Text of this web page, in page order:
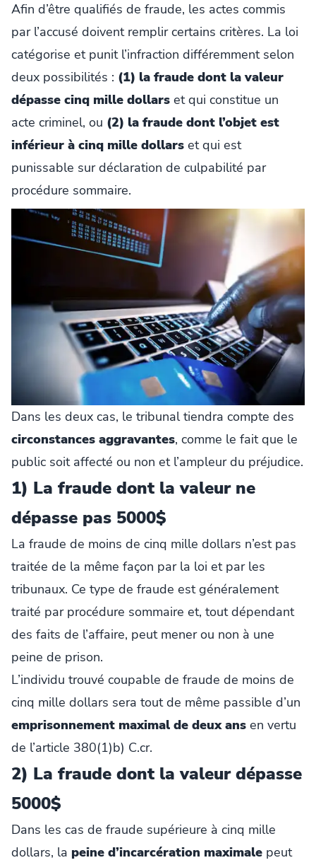
Afin d’être qualifiés de fraude, les actes commis
par l’accusé doivent remplir certains critères. La loi
catégorise et punit l’infraction différemment selon
deux possibilités : (1) la fraude dont la valeur
dépasse cinq mille dollars et qui constitue un
acte criminel, ou (2) la fraude dont l’objet est
inférieur à cinq mille dollars et qui est
punissable sur déclaration de culpabilité par
procédure sommaire.
Dans les deux cas, le tribunal tiendra compte des
circonstances aggravantes, comme le fait que le
public soit affecté ou non et l’ampleur du préjudice.
1) La fraude dont la valeur ne
dépasse pas 5000$
La fraude de moins de cinq mille dollars n’est pas
traitée de la même façon par la loi et par les
tribunaux. Ce type de fraude est généralement
traité par procédure sommaire et, tout dépendant
des faits de l’affaire, peut mener ou non à une
peine de prison.
L’individu trouvé coupable de fraude de moins de
cinq mille dollars sera tout de même passible d’un
emprisonnement maximal de deux ans en vertu
de l’article 380(1)b) C.cr.
2) La fraude dont la valeur dépasse
5000$
Dans les cas de fraude supérieure à cinq mille
dollars, la peine d’incarcération maximale peut